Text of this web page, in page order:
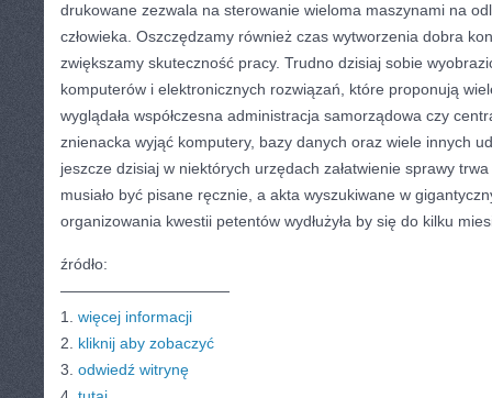
drukowane zezwala na sterowanie wieloma maszynami na
człowieka. Oszczędzamy również czas wytworzenia dobra
zwiększamy skuteczność pracy. Trudno dzisiaj sobie
komputerów i elektronicznych rozwiązań, które proponują
wyglądała współczesna administracja samorządowa czy
znienacka wyjąć komputery, bazy danych oraz wiele innych
jeszcze dzisiaj w niektórych urzędach załatwienie sprawy
musiało być pisane ręcznie, a akta wyszukiwane w
organizowania kwestii petentów wydłużyła by się do kilku
źródło:
———————————
1. więcej informacji
2. kliknij aby zobaczyć
3. odwiedź witrynę